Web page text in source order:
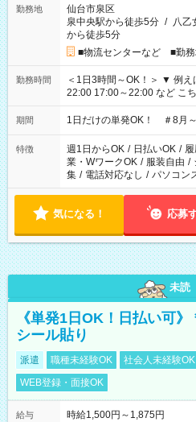
勤務地
仙台市泉区
泉中央駅から徒歩5分 / 八乙
から徒歩5分
■物流センターなど ■勤務
勤務時間
＜1日3時間～OK！＞ ▼ 例えば… ▼ 15:00～18:00 15:00～
22:00 17:00～22:00 など こちら以外の時間もお気軽にご相談く
ださい！
期間 1日だけの単発OK！ ＃8月
特徴 週1日からOK / 日払いOK /
業・WワークOK / 服装自由 /
集 / 電話対応なし / パソコン
気になる！ 応募
未読
《単発1日OK！日払い可
シール貼り
派遣 職種未経験OK 社会人未経験OK
WEB登録・面接OK
給与
時給1,500円～1,875円